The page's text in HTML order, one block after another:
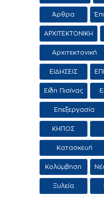
Άρθρα
ΑΡΧΙΤΕΚΤΟΝΙΚΗ
Αρχιτεκτονική
Τοπίου
ΕΙΔΗΣΕΙΣ
Είδη Πισίνας
Επεξεργασία
Νερού
ΚΗΠΟΣ
Κατασκευή
εμπορία
κολυμβητικών
δεξαμενών
Κολύμβηση
Ξυλεία